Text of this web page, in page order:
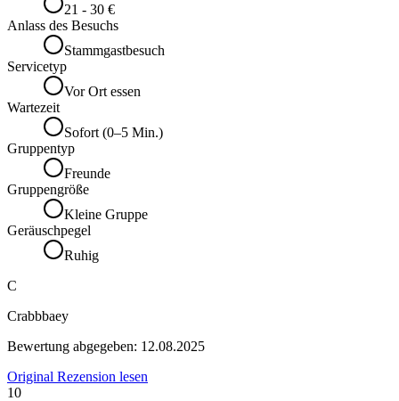
21 - 30 €
Anlass des Besuchs
Stammgastbesuch
Servicetyp
Vor Ort essen
Wartezeit
Sofort (0–5 Min.)
Gruppentyp
Freunde
Gruppengröße
Kleine Gruppe
Geräuschpegel
Ruhig
C
Crabbbaey
Bewertung abgegeben: 12.08.2025
Original Rezension lesen
10